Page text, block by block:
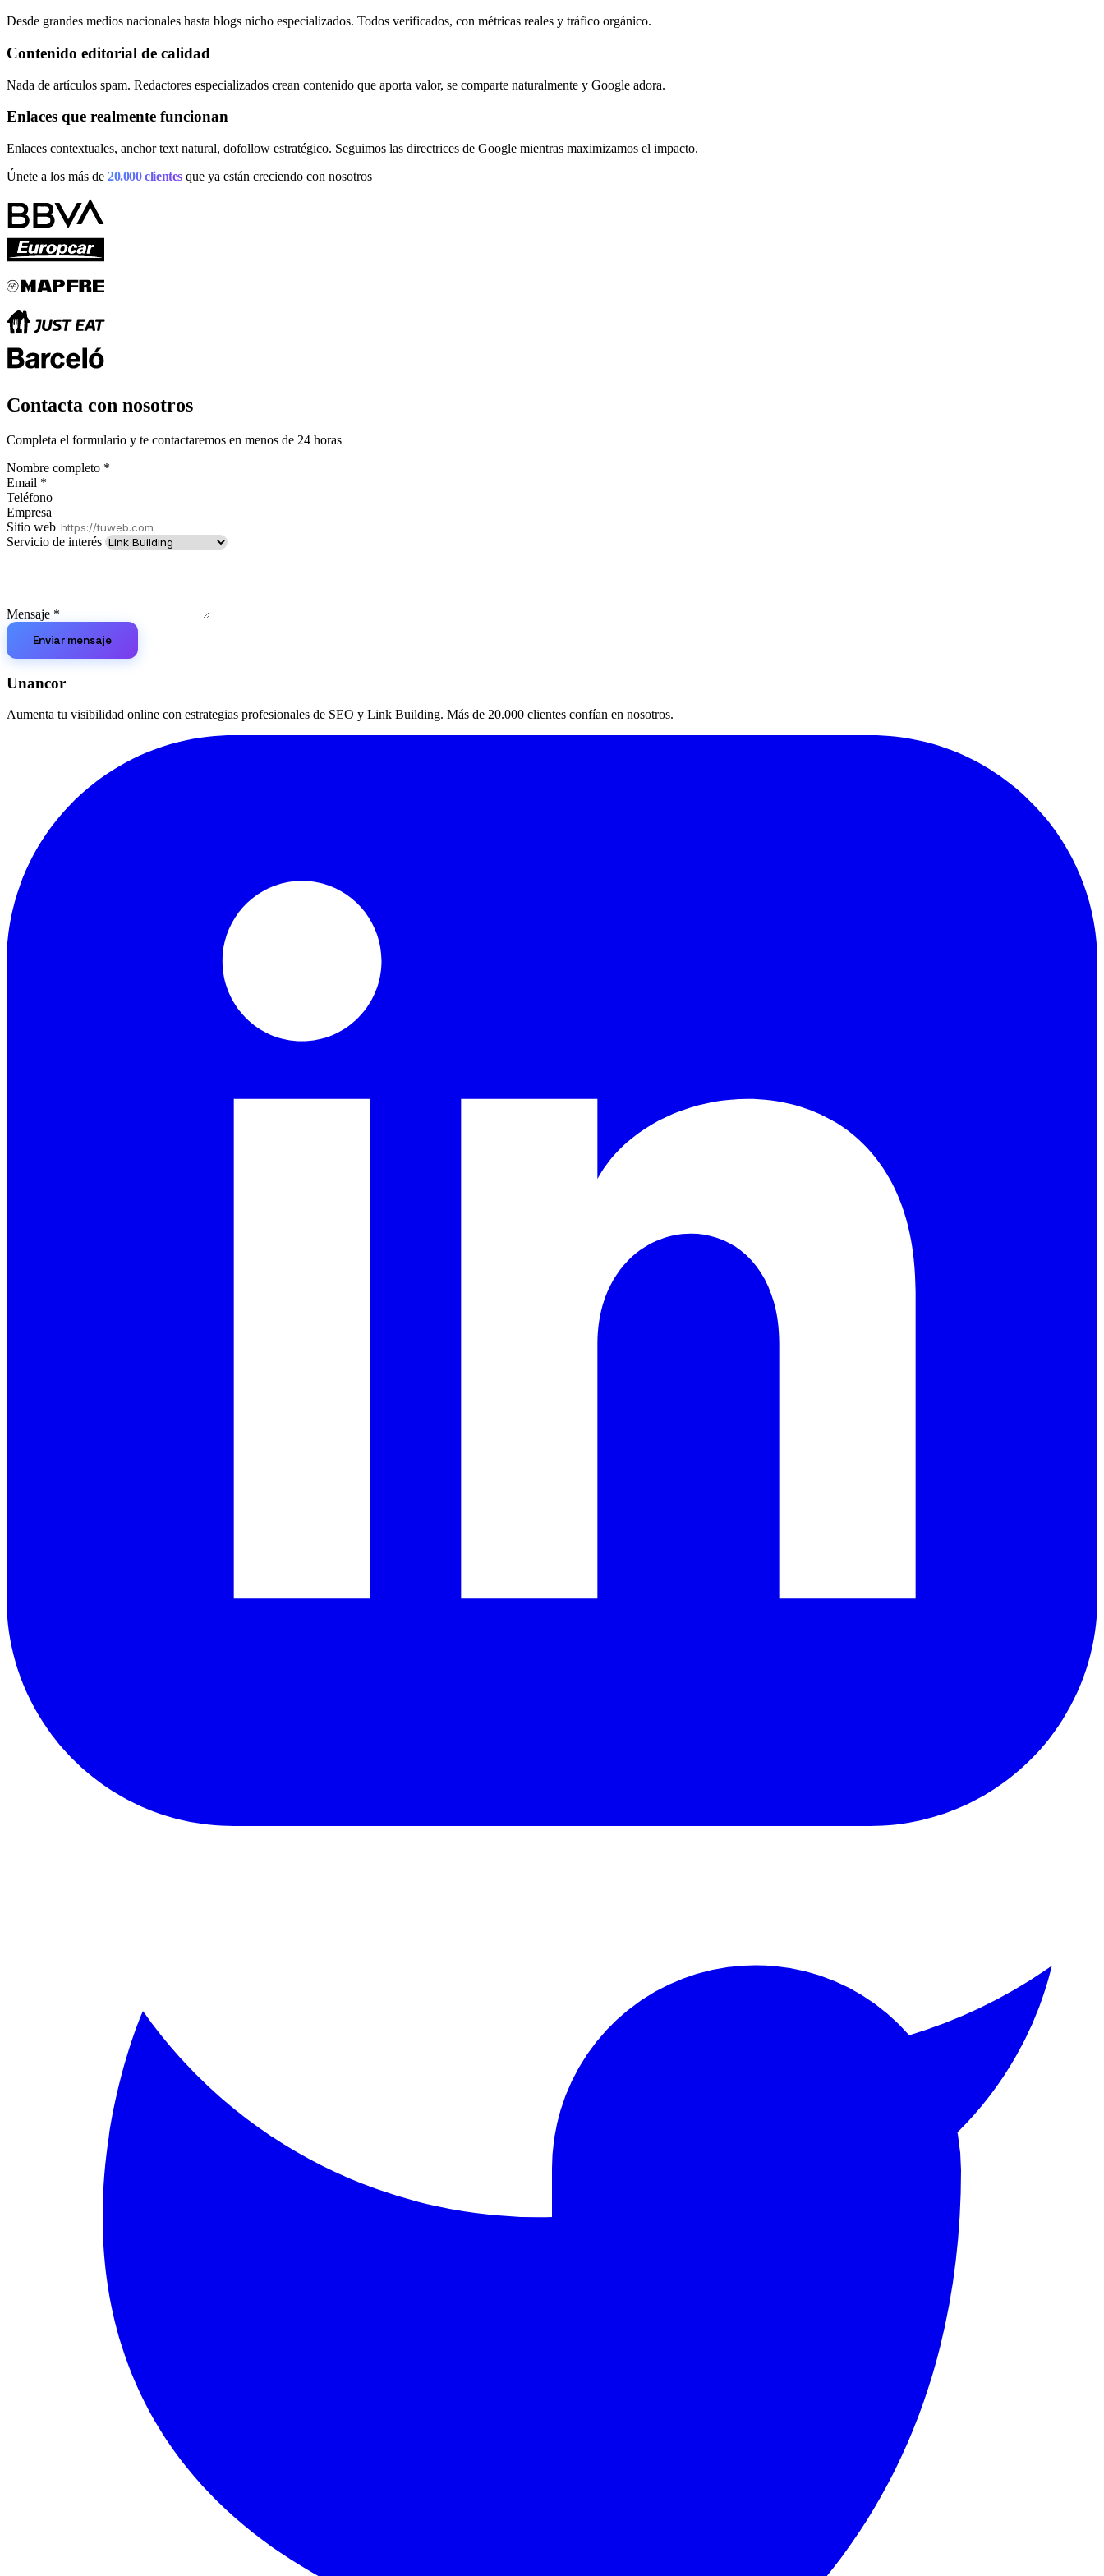
🇪🇸 ES🇬🇧 EN🇫🇷 FR🇩🇪 DE🇮🇹 IT
Acceder
Desde grandes medios nacionales hasta blogs nicho especializados. Todos verificados, con métricas reales y tráfico orgánico.
Contenido editorial de calidad
Nada de artículos spam. Redactores especializados crean contenido que aporta valor, se comparte naturalmente y Google adora.
Enlaces que realmente funcionan
Enlaces contextuales, anchor text natural, dofollow estratégico. Seguimos las directrices de Google mientras maximizamos el impacto.
Únete a los más de 20.000 clientes que ya están creciendo con nosotros
Contacta con nosotros
Completa el formulario y te contactaremos en menos de 24 horas
Nombre completo *
Email *
Teléfono
Empresa
Sitio web
Servicio de interés
Mensaje *
Enviar mensaje
Unancor
Aumenta tu visibilidad online con estrategias profesionales de SEO y Link Building. Más de 20.000 clientes confían en nosotros.